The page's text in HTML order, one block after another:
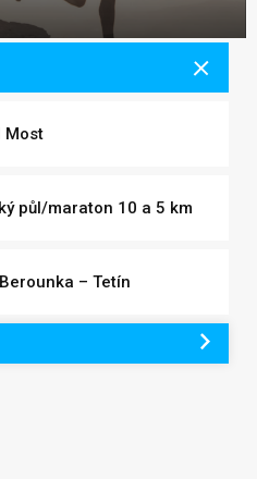
Most
půl/maraton 10 a 5 km
– Tetín